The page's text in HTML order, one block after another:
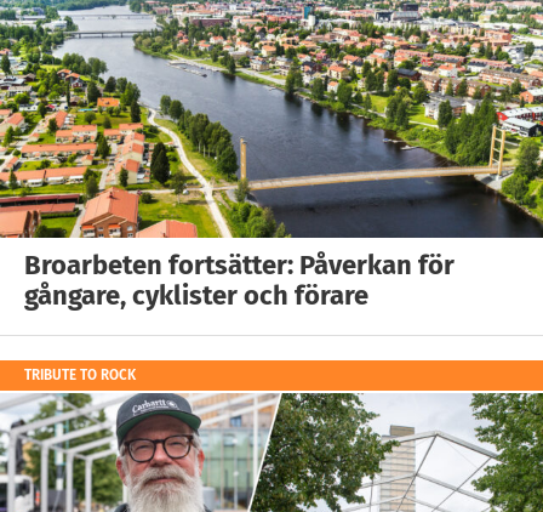
Broarbeten fortsätter: Påverkan för
gångare, cyklister och förare
TRIBUTE TO ROCK